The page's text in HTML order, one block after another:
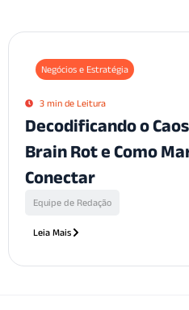
Negócios e Estratégia
3 min de Leitura
Decodificando o
Brain Rot e Como
Conectar
Equipe de Redação
Leia Mais